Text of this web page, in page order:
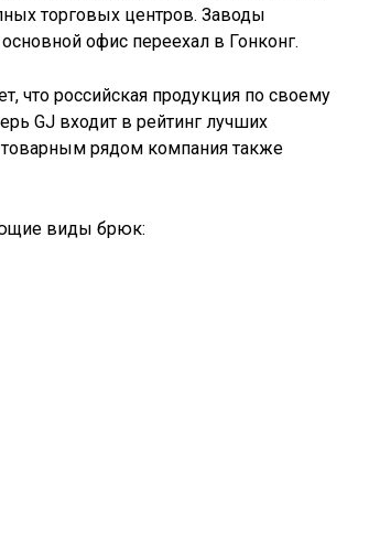
торговых центров. Заводы
офис переехал в Гонконг.
что российская продукция по своему
GJ входит в рейтинг лучших
рядом компания также
виды брюк: